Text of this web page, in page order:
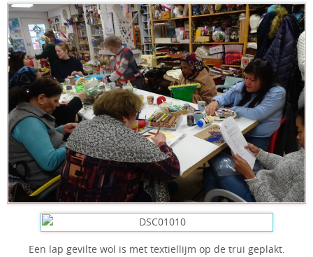
Een lap gevilte wol is met textiellijm op de trui geplakt.